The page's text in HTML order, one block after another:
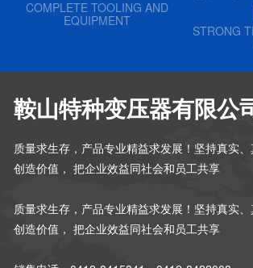
COMPLETE TOOLING AND
EQUIPMENT
STRONG
鞍山特种变压器有限公
质量求生存，产品专业精益求发展！坚持真实
创造价值， 把企业效益同社会和员工共享
质量求生存，产品专业精益求发展！坚持真实
创造价值， 把企业效益同社会和员工共享